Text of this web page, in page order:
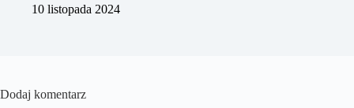
10 listopada 2024
Dodaj komentarz